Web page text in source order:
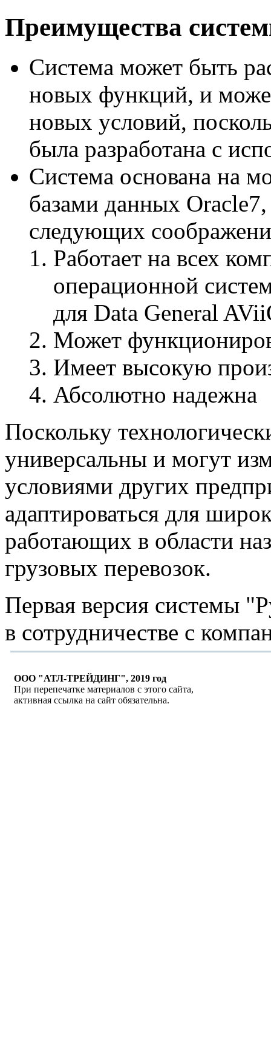
Преимущества
Система может быть
новых функций, и
новых условий,
была разработана с
Система основана на
базами данных
следующих
Работает на всех
операционной
для Data General
Может
Имеет высокую
Абсолютно надежна
Поскольку
универсальны и могут
условиями других
адаптироваться для
работающих в области
грузовых перевозок.
Первая версия системы
в сотрудничестве с
ООО "АТЛ-ТРЕЙДИНГ", 2019 год
При перепечатке материалов с этого сайта,
активная ссылка на сайт обязательна.